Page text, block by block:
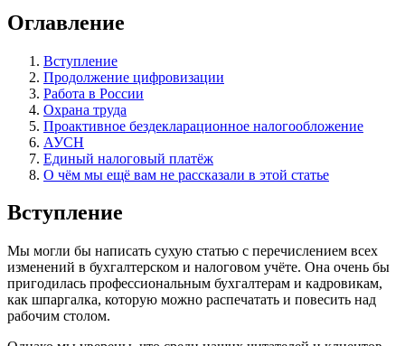
Оглавление
Вступление
Продолжение цифровизации
Работа в России
Охрана труда
Проактивное бездекларационное налогообложение
АУСН
Единый налоговый платёж
О чём мы ещё вам не рассказали в этой статье
Вступление
Мы могли бы написать сухую статью с перечислением всех
изменений в бухгалтерском и налоговом учёте. Она очень бы
пригодилась профессиональным бухгалтерам и кадровикам,
как шпаргалка, которую можно распечатать и повесить над
рабочим столом.